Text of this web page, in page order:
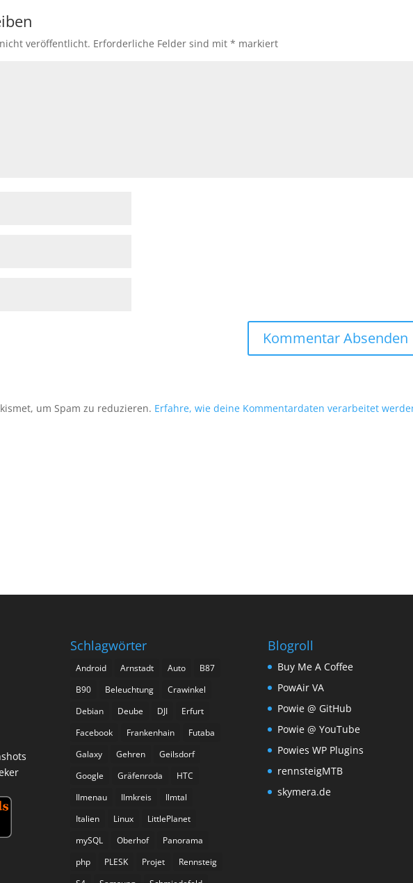
veröffentlicht. Erforderliche Felder sind mit* markiert
um Spam zu reduzieren. Erfahre, wie deine Kommentardaten verarbeitet
Schlagwörter
Android Arnstadt Auto
B87
B90
Beleuchtung
Crawinkel
Debian
Deube DJI
Erfurt
Facebook
Frankenhain
Futaba
Galaxy
Gehren
Geilsdorf
Google
Gräfenroda
HTC
Ilmenau
Ilmkreis
Ilmtal
Italien
Linux
LittlePlanet
mySQL
Oberhof
Panorama
php
PLESK Projet
Rennsteig
Blogroll
Buy Me A Coffee
PowAir VA
Powie @ GitHub
Powie @ YouTube
Powies WP Plugins
rennsteigMTB
skymera.de